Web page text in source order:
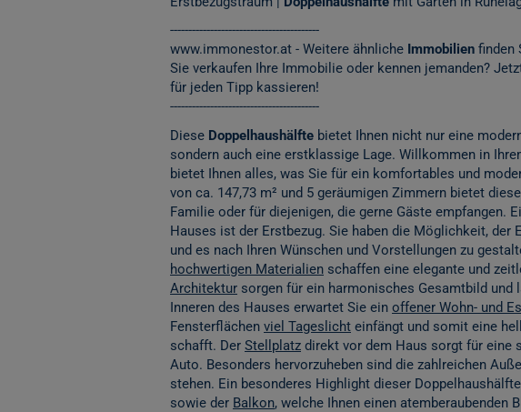
-----------------------------------------
www.immonestor.at - Weitere ähnliche Immobilien finden
Sie verkaufen Ihre Immobilie oder kennen jemanden?
für jeden Tipp kassieren!
-----------------------------------------
Diese Doppelhaushälfte bietet Ihnen nicht nur eine
sondern auch eine erstklassige Lage. Willkommen in
bietet Ihnen alles, was Sie für ein komfortables und
von ca. 147,73 m² und 5 geräumigen Zimmern bietet
Familie oder für diejenigen, die gerne Gäste empfangen.
Hauses ist der Erstbezug. Sie haben die Möglichkeit, der
und es nach Ihren Wünschen und Vorstellungen zu
hochwertigen Materialien schaffen eine elegante und
Architektur sorgen für ein harmonisches Gesamtbild und
Inneren des Hauses erwartet Sie ein offener Wohn- und
Fensterflächen viel Tageslicht einfängt und somit eine
schafft. Der Stellplatz direkt vor dem Haus sorgt für eine
Auto. Besonders hervorzuheben sind die zahlreichen
stehen. Ein besonderes Highlight dieser
sowie der Balkon, welche Ihnen einen atemberaubenden